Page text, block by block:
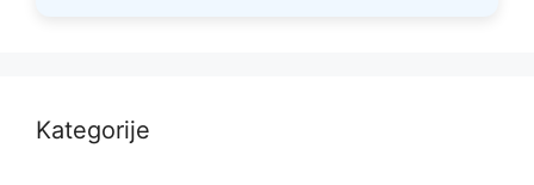
Kategorije